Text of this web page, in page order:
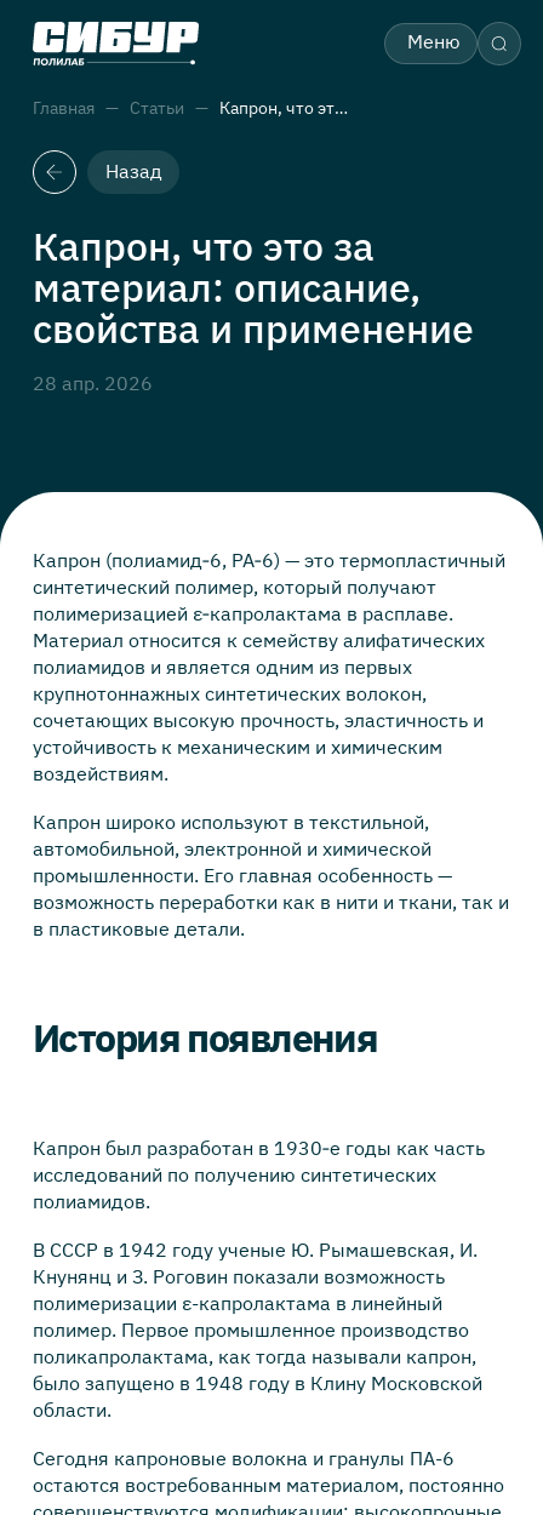
Меню
Главная Статьи Капрон, что это за материал: описание, свойства и применение
Назад
Капрон, что это за
материал: описание,
свойства и применение
28 апр. 2026
Капрон (полиамид‑6, PA‑6) — это термопластичный
синтетический полимер, который получают
полимеризацией ε‑капролактама в расплаве.
Материал относится к семейству алифатических
полиамидов и является одним из первых
крупнотоннажных синтетических волокон,
сочетающих высокую прочность, эластичность и
устойчивость к механическим и химическим
воздействиям.
Капрон широко используют в текстильной,
автомобильной, электронной и химической
промышленности. Его главная особенность —
возможность переработки как в нити и ткани, так и
в пластиковые детали.
История появления
Капрон был разработан в 1930‑е годы как часть
исследований по получению синтетических
полиамидов.
В СССР в 1942 году ученые Ю. Рымашевская, И.
Кнунянц и З. Роговин показали возможность
полимеризации ε-капролактама в линейный
полимер. Первое промышленное производство
поликапролактама, как тогда называли капрон,
было запущено в 1948 году в Клину Московской
области.
Сегодня капроновые волокна и гранулы ПА-6
остаются востребованным материалом, постоянно